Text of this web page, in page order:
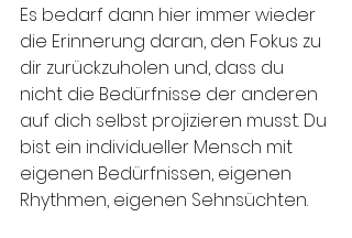
Es bedarf dann hier immer wieder
die Erinnerung daran, den Fokus zu
dir zurückzuholen und, dass du
nicht die Bedürfnisse der anderen
auf dich selbst projizieren musst. Du
bist ein individueller Mensch mit
eigenen Bedürfnissen, eigenen
Rhythmen, eigenen Sehnsüchten.